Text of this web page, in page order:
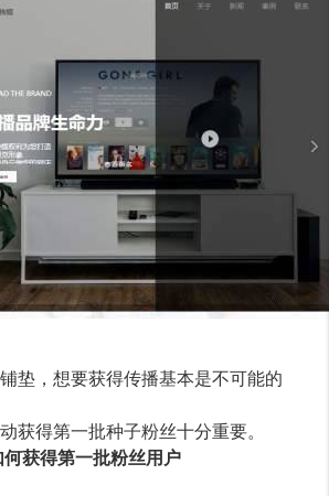
垫，想要获得传播基本是不可能的
获得第一批种子粉丝十分重要。
获得第一批粉丝用户